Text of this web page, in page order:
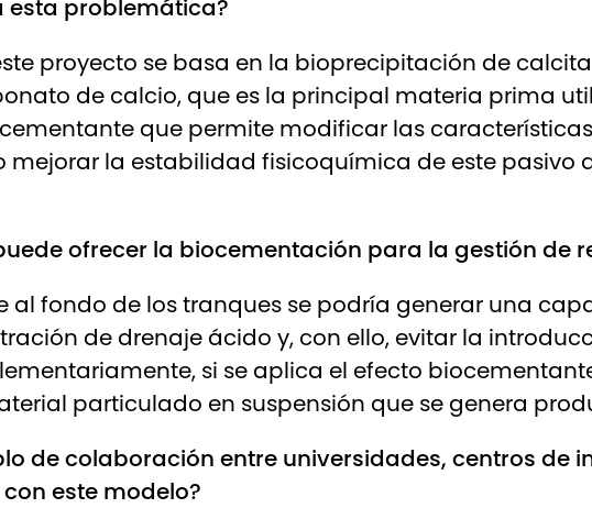
esta problemática?
proyecto se basa en la bioprecipitación de
de calcio, que es la principal materia prima
que permite modificar las
la estabilidad fisicoquímica de este pasivo
ofrecer la biocementación para la gestión de
al fondo de los tranques se podría generar una
de drenaje ácido y, con ello, evitar la
si se aplica el efecto
particulado en suspensión que se genera
de colaboración entre universidades, centros de
este modelo?